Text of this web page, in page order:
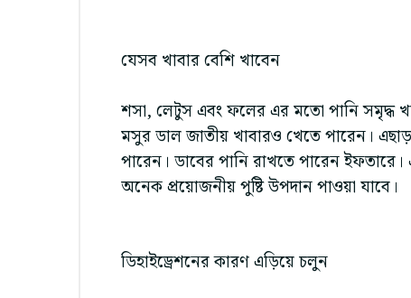
যেসব খাবার বেশি খাবেন
শসা, লেটুস এবং ফলের এর মতো পানি সমৃদ্ধ
মসুর ডাল জাতীয় খাবারও খেতে পারেন।
পারেন। ডাবের পানি রাখতে পারেন
অনেক প্রয়োজনীয় পুষ্টি উপদান পাওয়া যাবে।
ডিহাইড্রেশনের কারণ এড়িয়ে চলুন